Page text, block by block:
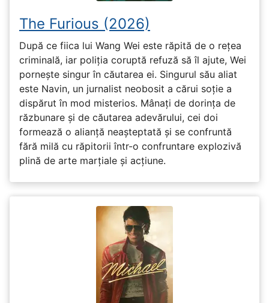
The Furious (2026)
După ce fiica lui Wang Wei este răpită de o rețea
criminală, iar poliția coruptă refuză să îl ajute, Wei
pornește singur în căutarea ei. Singurul său aliat
este Navin, un jurnalist neobosit a cărui soție a
dispărut în mod misterios. Mânați de dorința de
răzbunare și de căutarea adevărului, cei doi
formează o alianță neașteptată și se confruntă
fără milă cu răpitorii într-o confruntare explozivă
plină de arte marțiale și acțiune.